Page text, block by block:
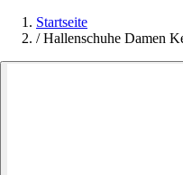
Startseite
/ Hallenschuhe Damen